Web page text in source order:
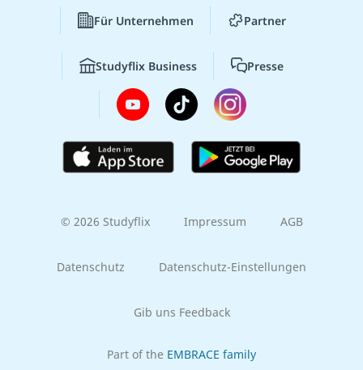
Für Unternehmen Partner
Studyflix Business Presse
© 2026 Studyflix Impressum AGB
Datenschutz Datenschutz-Einstellungen
Gib uns Feedback
Part of the EMBRACE family